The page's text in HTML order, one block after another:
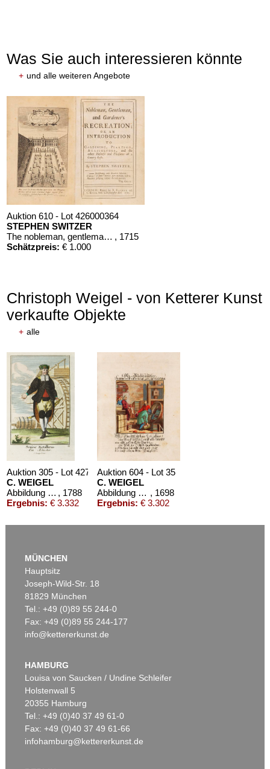
Was Sie auch interessieren könnte
+ und alle weiteren Angebote
Auktion 610 - Lot 426000364
STEPHEN SWITZER
The nobleman, gentleman, and gardener’s recreation , 1715
Schätzpreis: € 1.000
Christoph Weigel - von Ketterer Kunst
verkaufte Objekte
+ alle
Auktion 305 - Lot 427
C. WEIGEL
Abbildung aller Berg- und Hütten-Beamten. 1788. , 1788
Ergebnis: € 3.332
Auktion 604 - Lot 35
C. WEIGEL
Abbildung der Gemein-Nützlichen Haupt-Stände ... Künstler und Handwerker , 1698
Ergebnis: € 3.302
Auktion 328 - Lot 283
Ergebnis:€ 2.640
Auktion 599 - Lot 265
MÜNCHEN
Hauptsitz
Joseph-Wild-Str. 18
81829 München
Tel.: +49 (0)89 55 244-0
Fax: +49 (0)89 55 244-177
info@kettererkunst.de
HAMBURG
Louisa von Saucken / Undine Schleifer
Holstenwall 5
20355 Hamburg
Tel.: +49 (0)40 37 49 61-0
Fax: +49 (0)40 37 49 61-66
infohamburg@kettererkunst.de